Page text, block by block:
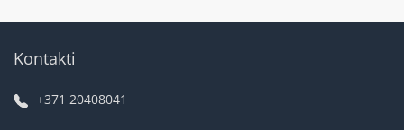
Kontakti
+371 20408041